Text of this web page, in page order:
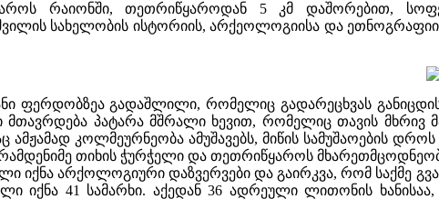
რაიონში, თეთრიწყაროდან 5 კმ დაშორებით,
სახელობის ისტორიის, არქეოლოგიისა და
ფერდობზეა გადაშლილი, რომელიც გადარეცხვას
პატარა მშრალი ხევით, რომელიც თავის მხრივ
ამჟამად კოლმეურნეობა ამუშავებს, მიწის სამუშაოების
თიხის ჭურჭელი და თეთრიწყაროს
იქნა არქოლოგიური დაზვერვები და გაირკვა, რომ საქმე
იქნა 41 სამარხი. აქედან 36 ადრეული ლითონის